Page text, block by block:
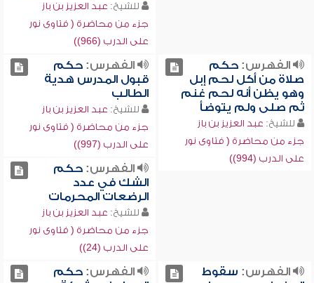
للشيخ: عبد العزيز بن باز
جزء من محاضرة ( فتاوى نور
على الدرب (966))
الفهرس:حكم
صلاة من أكل لحم إبل
وهو يظن أنه لحم غنم
ثم صلى ولم يتوضأ
للشيخ: عبد العزيز بن باز
جزء من محاضرة ( فتاوى نور
على الدرب (994))
الفهرس:حكم
قبول المدرس هدية
الطالب
للشيخ: عبد العزيز بن باز
جزء من محاضرة ( فتاوى نور
على الدرب (997))
الفهرس:حكم
الشك في عدد
الرضعات المحرمات
للشيخ: عبد العزيز بن باز
جزء من محاضرة ( فتاوى نور
على الدرب (24))
الفهرس: سقوط
الفهرس:حكم